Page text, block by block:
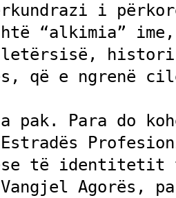
i
“alkimia”
që e ngrenë
pak. Para do
të
Vangjel Agorës,